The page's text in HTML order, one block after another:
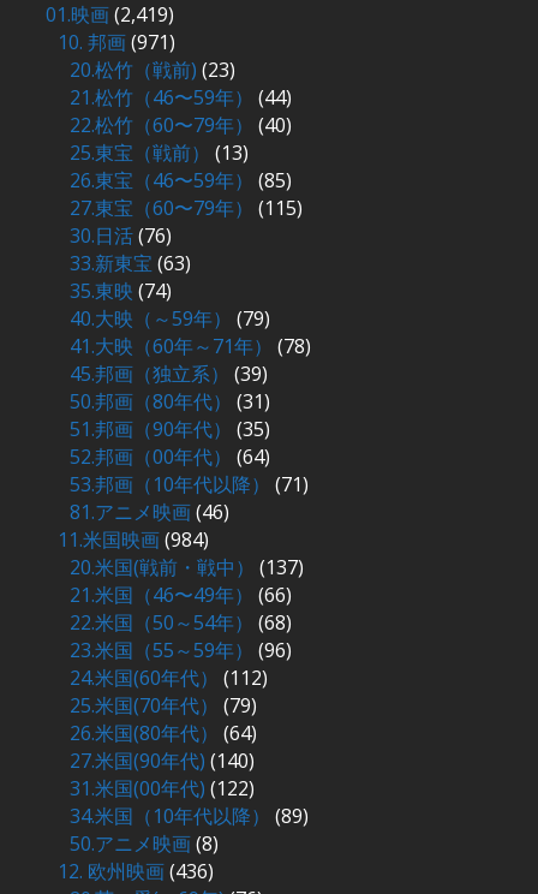
01.映画(2,419)
10. 邦画(971)
20.松竹（戦前) (23)
21.松竹（46〜59年）
(44)
22.松竹（60〜79年）
(40)
25.東宝（戦前）
(13)
26.東宝（46〜59年）
(85)
27.東宝（60〜79年）
(115)
30.日活(76)
33.新東宝(63)
35.東映 (74)
40.大映（～59年）
(79)
41.大映（60年～71年）
(78)
45.邦画（独立系）
(39)
50.邦画（80年代）
(31)
51.邦画（90年代）
(35)
52.邦画（00年代）
(64)
53.邦画（10年代以降）
(71)
81.アニメ映画(46)
11.米国映画(984)
20.米国(戦前・戦中）
(137)
21.米国（46〜49年）
(66)
22.米国（50～54年）
(68)
23.米国（55～59年）
(96)
24.米国(60年代）
(112)
25.米国(70年代）
(79)
26.米国(80年代）
(64)
27.米国(90年代) (140)
31.米国(00年代) (122)
34.米国（10年代以降）
(89)
50.アニメ映画(8)
12. 欧州映画(436)